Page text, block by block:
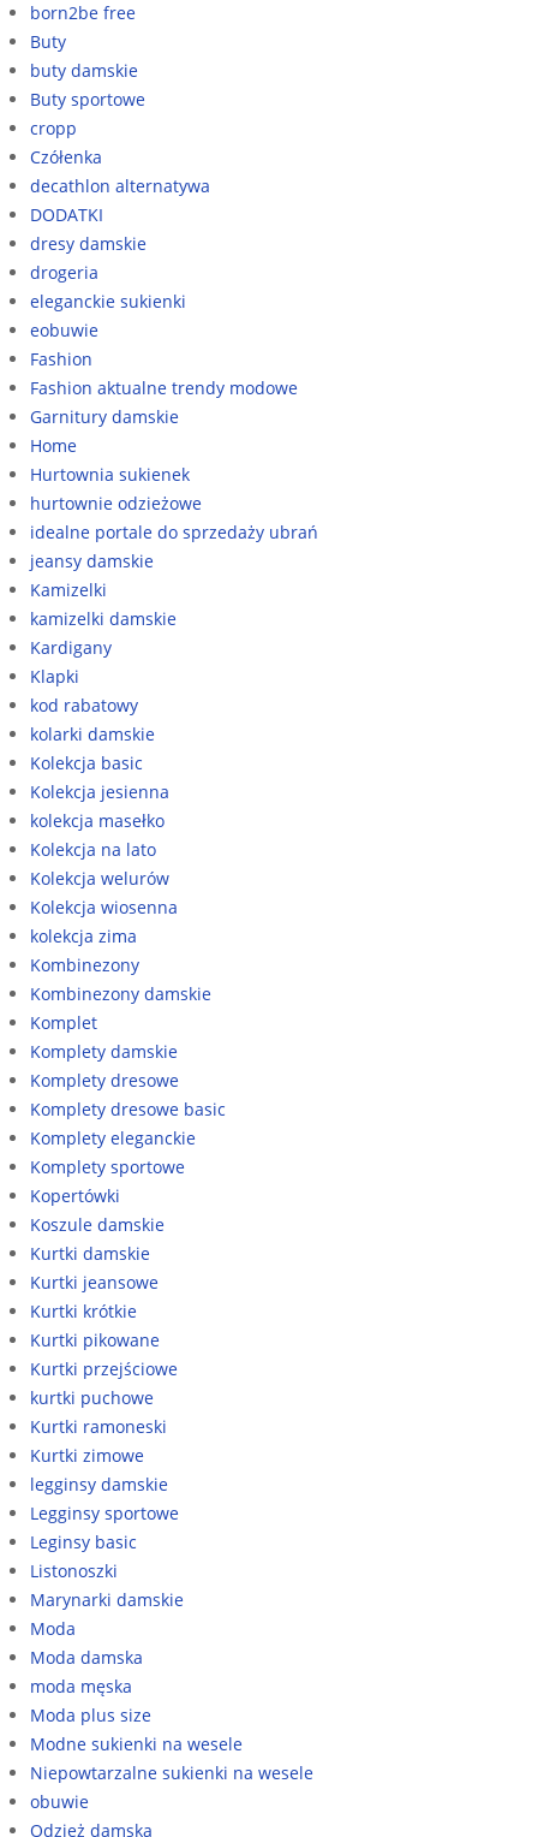
born2be free
Buty
buty damskie
Buty sportowe
cropp
Czółenka
decathlon alternatywa
DODATKI
dresy damskie
drogeria
eleganckie sukienki
eobuwie
Fashion
Fashion aktualne trendy modowe
Garnitury damskie
Home
Hurtownia sukienek
hurtownie odzieżowe
idealne portale do sprzedaży ubrań
jeansy damskie
Kamizelki
kamizelki damskie
Kardigany
Klapki
kod rabatowy
kolarki damskie
Kolekcja basic
Kolekcja jesienna
kolekcja masełko
Kolekcja na lato
Kolekcja welurów
Kolekcja wiosenna
kolekcja zima
Kombinezony
Kombinezony damskie
Komplet
Komplety damskie
Komplety dresowe
Komplety dresowe basic
Komplety eleganckie
Komplety sportowe
Kopertówki
Koszule damskie
Kurtki damskie
Kurtki jeansowe
Kurtki krótkie
Kurtki pikowane
Kurtki przejściowe
kurtki puchowe
Kurtki ramoneski
Kurtki zimowe
legginsy damskie
Legginsy sportowe
Leginsy basic
Listonoszki
Marynarki damskie
Moda
Moda damska
moda męska
Moda plus size
Modne sukienki na wesele
Niepowtarzalne sukienki na wesele
obuwie
Odzież damska